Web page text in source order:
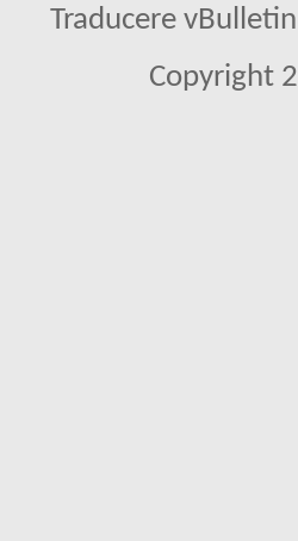
Traducere
Copyright